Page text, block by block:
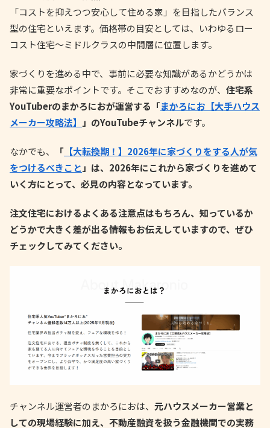
「コストを抑えつつ安心して住める家」を目指したバランス
型の住宅といえます。価格帯の目安としては、いわゆるロー
コスト住宅〜ミドルクラスの中間層に位置します。
家づくりを進める中で、事前に必要な知識があるかどうかは
非常に重要なポイントです。そこでおすすめなのが、 住宅系
YouTuberのまかろにおが運営する「まかろにお【大手ハウス
メーカー攻略法】
」のYouTubeチャンネルです。
なかでも、 「 【大転換期！】2026年に家づくりをする人が気
をつけるべきこと 」は、2026年にこれから家づくりを進めて
いく方にとって、必見の内容となっています。
注文住宅におけるよくある注意点はもちろん、知っているか
どうかで大きく差が出る情報もお伝えしていますので、ぜひ
チェックしてみてください。
チャンネル運営者のまかろにおは、 元ハウスメーカー営業と
しての現場経験に加え、不動産融資を扱う金融機関での実務